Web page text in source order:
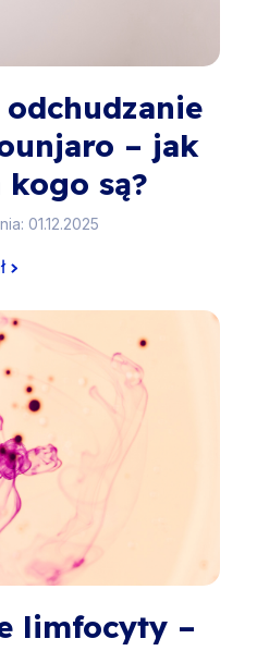
– jak
kogo są?
01.12.2025
limfocyty –